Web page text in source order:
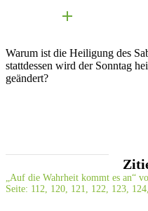
Warum ist die Heiligung des
stattdessen wird der Sonntag
geändert?
„Auf die Wahrheit kommt es an“
Seite: 112, 120, 121, 122, 123,